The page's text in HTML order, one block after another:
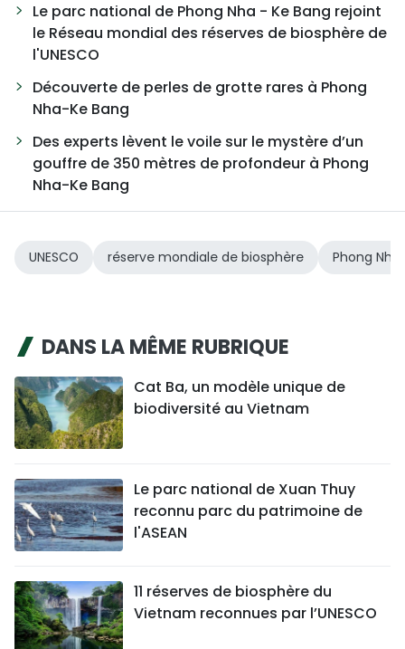
Le parc national de Phong Nha - Ke Bang rejoint
le Réseau mondial des réserves de biosphère de
l'UNESCO
Découverte de perles de grotte rares à Phong
Nha-Ke Bang
Des experts lèvent le voile sur le mystère d’un
gouffre de 350 mètres de profondeur à Phong
Nha-Ke Bang
UNESCO réserve mondiale de biosphère Phong
DANS LA MÊME RUBRIQUE
Cat Ba, un modèle unique de
biodiversité au Vietnam
Le parc national de Xuan Thuy
reconnu parc du patrimoine de
l'ASEAN
11 réserves de biosphère du
Vietnam reconnues par l’UNESCO